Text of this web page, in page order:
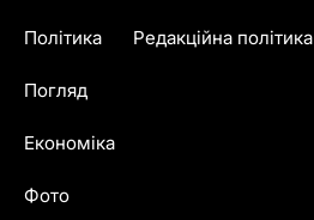
Політика
Погляд
Економіка
Фото
Редакційна політика